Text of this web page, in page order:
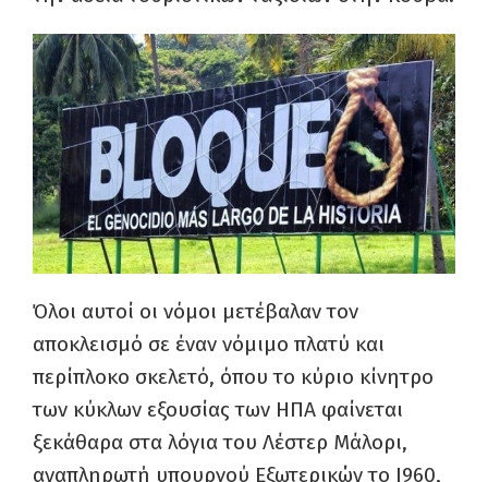
Όλοι αυτοί οι νόμοι μετέβαλαν τον
αποκλεισμό σε έναν νόμιμο πλατύ και
περίπλοκο σκελετό, όπου το κύριο κίνητρο
των κύκλων εξουσίας των ΗΠΑ φαίνεται
ξεκάθαρα στα λόγια του Λέστερ Μάλορι,
αναπληρωτή υπουργού Εξωτερικών το I960,